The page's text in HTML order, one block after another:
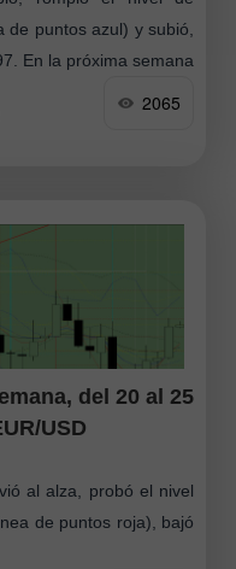
puntos azul) y subió,
En la próxima semana
2065
del 20 al 25
USD
al alza, probó el nivel
de puntos roja), bajó